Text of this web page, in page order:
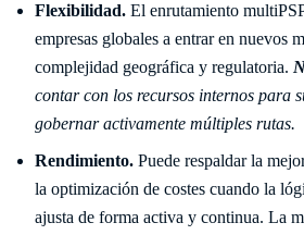
Flexibilidad. El enrutamiento
empresas globales a entrar en nuevos
complejidad geográfica y regulatoria.
contar con los recursos internos para
gobernar activamente múltiples rutas.
Rendimiento. Puede respaldar la
la optimización de costes cuando la
ajusta de forma activa y continua. La